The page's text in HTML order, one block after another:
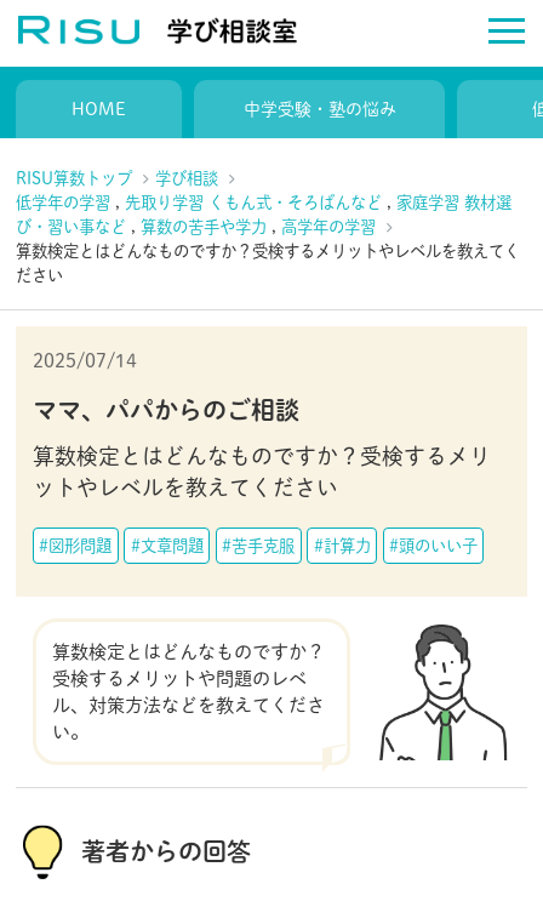
HOME 中学受験・塾の悩み
RISU算数トップ
学び相談
低学年の学習 , 先取り学習 くもん式・そろばんなど , 家庭学習 教材選
び・習い事など ,算数の苦手や学力 , 高学年の学習
算数検定とはどんなものですか？受検するメリットやレベルを教えてく
ださい
2025/07/14
ママ、パパからのご相談
算数検定とはどんなものですか？受検するメリ
ットやレベルを教えてください
#図形問題 #文章問題 #苦手克服 #計算力 #頭のいい子
算数検定とはどんなものですか？
受検するメリットや問題のレベ
ル、対策方法などを教えてくださ
い。
著者からの回答